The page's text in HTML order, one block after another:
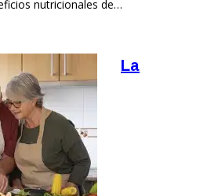
nutricionales de…
La